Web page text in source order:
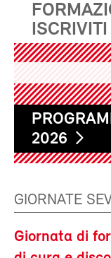
2026
GIORNATE
Giornata di